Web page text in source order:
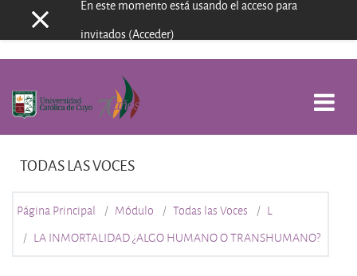
Salta al contenido principal
Panel lateral
En este momento está usando el acceso para
invitados (Acceder)
TODAS LAS VOCES
Página Principal Módulo Todas las Voces
L
LA INMORTALIDAD ¿ALGO HUMANO O TRANSHUMANO?